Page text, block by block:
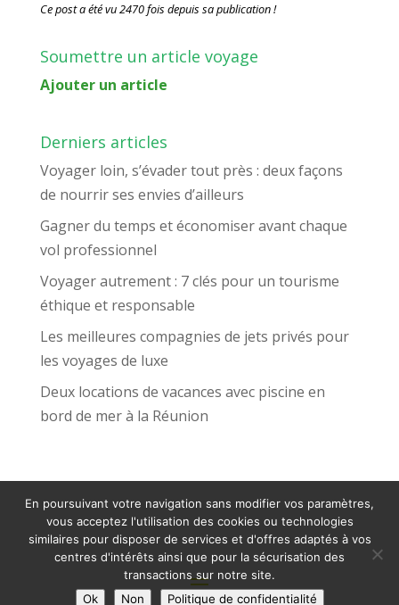
Ce post a été vu 2470 fois depuis sa publication !
Soumettre un article voyage
Ajouter un article
Derniers articles
Voyager loin, s’évader tout près : deux façons
de nourrir ses envies d’ailleurs
Gagner du temps et économiser avant chaque
vol professionnel
Voyager autrement : 7 clés pour un tourisme
éthique et responsable
Les meilleures compagnies de jets privés pour
les voyages de luxe
Deux locations de vacances avec piscine en
bord de mer à la Réunion
En poursuivant votre navigation sans modifier vos paramètres,
vous acceptez l'utilisation des cookies ou technologies
similaires pour disposer de services et d'offres adaptés à vos
centres d'intérêts ainsi que pour la sécurisation des
transactions sur notre site.
Ok
Non Politique de confidentialité